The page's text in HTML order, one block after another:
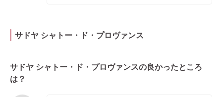
サドヤ シャトー・ド・プロヴァンス
サドヤ シャトー・ド・プロヴァンスの良かったところ
は？